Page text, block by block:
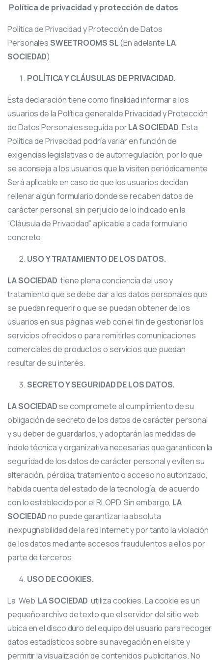
Política de privacidad y protección de datos
Política de Privacidad y Protección de Datos
PersonalesSWEETROOMS SL(En adelante LA
SOCIEDAD)
POLÍTICA Y CLÁUSULAS DE PRIVACIDAD.
Esta declaración tiene como finalidad informar a los
usuarios de la Política general de Privacidad y Protección
de Datos Personales seguida porLA SOCIEDAD. Esta
Política de Privacidad podría variar en función de
exigencias legislativas o de autorregulación, por lo que
se aconseja a los usuarios que la visiten periódicamente
Será aplicable en caso de que los usuarios decidan
rellenar algún formulario donde se recaben datos de
carácter personal, sin perjuicio de lo indicado en la
“Cláusula de Privacidad” aplicable a cada formulario
concreto.
USO Y TRATAMIENTO DE LOS DATOS.
LA SOCIEDAD tiene plena conciencia del uso y
tratamiento que se debe dar a los datos personales que
se puedan requerir o que se puedan obtener de los
usuarios en sus páginas web con el fin de gestionar los
servicios ofrecidos o para remitirles comunicaciones
comerciales de productos o servicios que puedan
resultar de su interés.
SECRETO Y SEGURIDAD DE LOS DATOS.
LA SOCIEDADse compromete al cumplimiento de su
obligación de secreto de los datos de carácter personal
y su deber de guardarlos, y adoptarán las medidas de
índole técnica y organizativa necesarias que garanticen la
seguridad de los datos de carácter personal y eviten su
alteración, pérdida, tratamiento o acceso no autorizado,
habida cuenta del estado de la tecnología, de acuerdo
con lo establecido por el RLOPD. Sin embargo, LA
SOCIEDADno puede garantizar la absoluta
inexpugnabilidad de la red Internet y por tanto la violación
de los datos mediante accesos fraudulentos a ellos por
parte de terceros.
USO DE COOKIES.
La Web LA SOCIEDAD utiliza cookies. La cookie es un
pequeño archivo de texto que el servidor del sitio web
ubica en el disco duro del equipo del usuario para recoger
datos estadísticos sobre su navegación en el site y
permitir la visualización de contenidos publicitarios. No